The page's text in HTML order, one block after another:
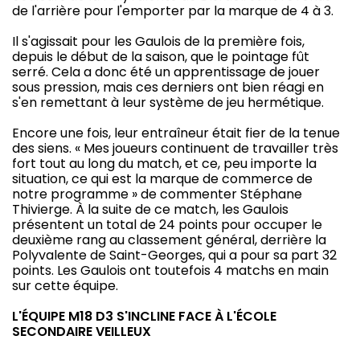
de l'arrière pour l'emporter par la marque de 4 à 3.
Il s'agissait pour les Gaulois de la première fois,
depuis le début de la saison, que le pointage fût
serré. Cela a donc été un apprentissage de jouer
sous pression, mais ces derniers ont bien réagi en
s'en remettant à leur système de jeu hermétique.
Encore une fois, leur entraîneur était fier de la tenue
des siens. « Mes joueurs continuent de travailler très
fort tout au long du match, et ce, peu importe la
situation, ce qui est la marque de commerce de
notre programme » de commenter Stéphane
Thivierge. À la suite de ce match, les Gaulois
présentent un total de 24 points pour occuper le
deuxième rang au classement général, derrière la
Polyvalente de Saint-Georges, qui a pour sa part 32
points. Les Gaulois ont toutefois 4 matchs en main
sur cette équipe.
L'ÉQUIPE M18 D3 S'INCLINE FACE À L'ÉCOLE
SECONDAIRE VEILLEUX